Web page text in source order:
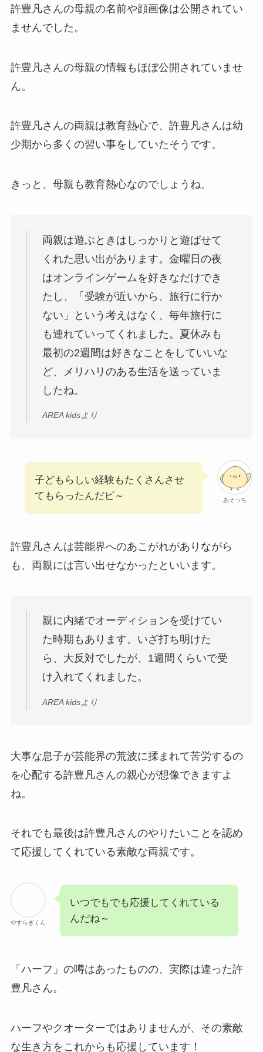
許豊凡さんの母親の名前や顔画像は公開されてい
ませんでした。
許豊凡さんの母親の情報もほぼ公開されていませ
ん。
許豊凡さんの両親は教育熱心で、許豊凡さんは幼
少期から多くの習い事をしていたそうです。
きっと、母親も教育熱心なのでしょうね。
両親は遊ぶときはしっかりと遊ばせて
くれた思い出があります。金曜日の夜
はオンラインゲームを好きなだけでき
たし、「受験が近いから、旅行に行か
ない」という考えはなく、毎年旅行に
も連れていってくれました。夏休みも
最初の2週間は好きなことをしていいな
ど、メリハリのある生活を送っていま
したね。
AREA kidsより
あそっち
子どもらしい経験もたくさんさせ
てもらったんだピ～
許豊凡さんは芸能界へのあこがれがありながら
も、両親には言い出せなかったといいます。
親に内緒でオーディションを受けてい
た時期もあります。いざ打ち明けた
ら、大反対でしたが、1週間くらいで受
け入れてくれました。
AREA kidsより
大事な息子が芸能界の荒波に揉まれて苦労するの
を心配する許豊凡さんの親心が想像できますよ
ね。
それでも最後は許豊凡さんのやりたいことを認め
て応援してくれている素敵な両親です。
やすらぎくん
いつでもでも応援してくれている
んだね～
「ハーフ」の噂はあったものの、実際は違った許
豊凡さん。
ハーフやクオーターではありませんが、その素敵
な生き方をこれからも応援しています！